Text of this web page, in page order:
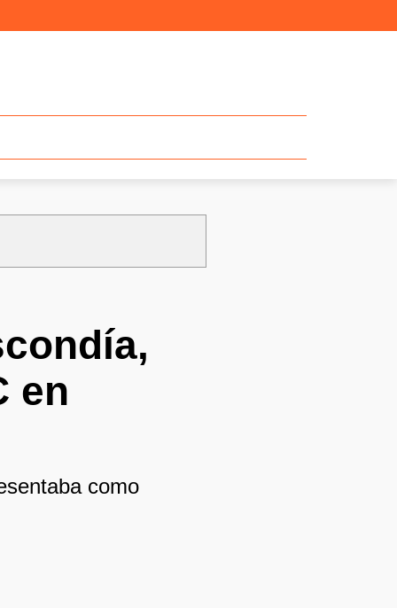
en
como